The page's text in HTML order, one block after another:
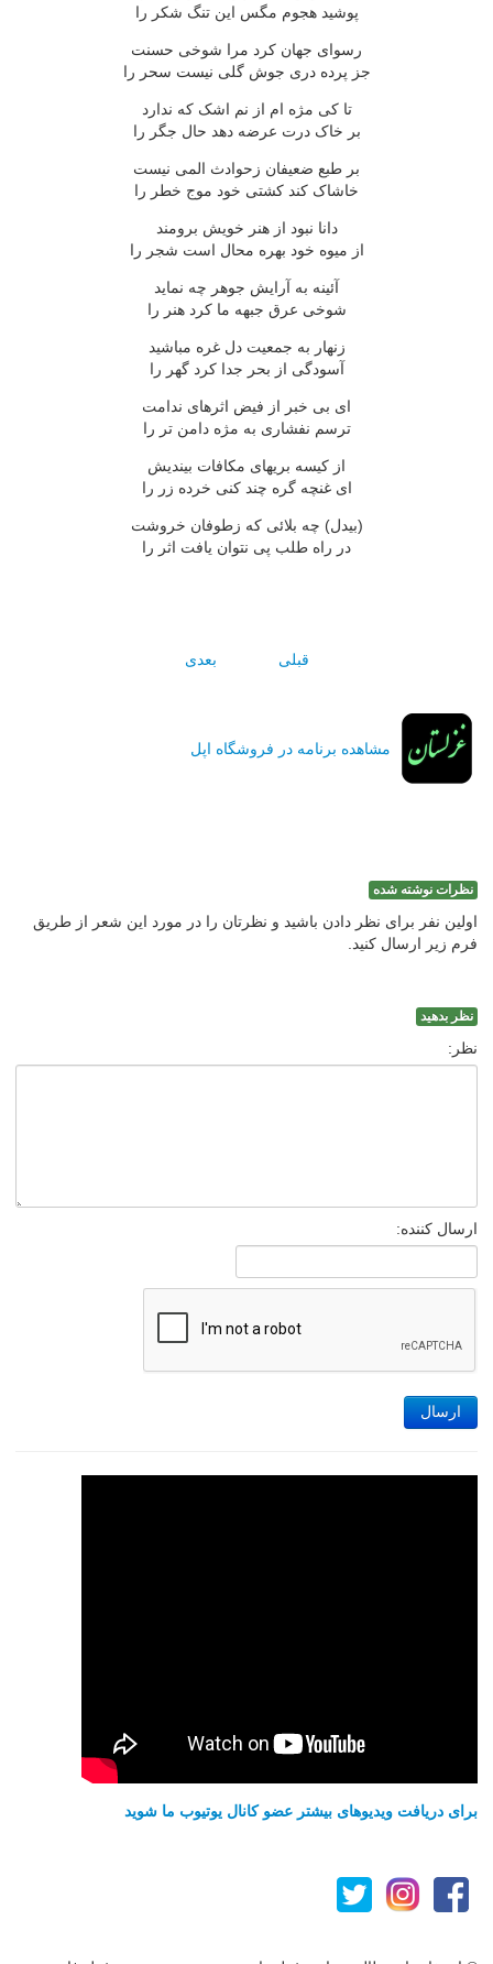
پوشيد هجوم مگس اين تنگ شکر را
رسواى جهان کرد مرا شوخى حسنت
جز پرده درى جوش گلى نيست سحر را
تا کى مژه ام از نم اشک که ندارد
بر خاک درت عرضه دهد حال جگر را
بر طبع ضعيفان زحوادث المى نيست
خاشاک کند کشتى خود موج خطر را
دانا نبود از هنر خويش برومند
از ميوه خود بهره محال است شجر را
آئينه به آرايش جوهر چه نمايد
شوخى عرق جبهه ما کرد هنر را
زنهار به جمعيت دل غره مباشيد
آسودگى از بحر جدا کرد گهر را
اى بى خبر از فيض اثرهاى ندامت
ترسم نفشارى به مژه دامن تر را
از کيسه بريهاى مکافات بينديش
اى غنچه گره چند کنى خرده زر را
(بيدل) چه بلائى که زطوفان خروشت
در راه طلب پى نتوان يافت اثر را
قبلی بعدی
مشاهده برنامه در فروشگاه اپل
نظرات نوشته شده
اولین نفر برای نظر دادن باشید و نظرتان را در مورد این شعر از طریق
فرم زیر ارسال کنید.
نظر بدهید
نظر:
ارسال کننده:
ارسال
برای دریافت ویدیوهای بیشتر عضو کانال یوتیوب ما شوید